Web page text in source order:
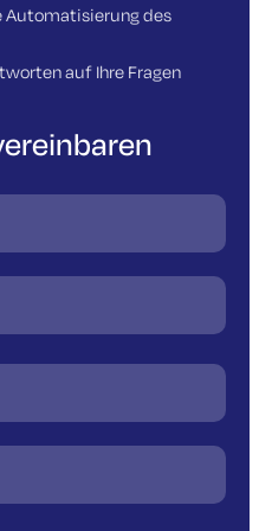
Automatisierung des
auf Ihre Fragen